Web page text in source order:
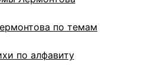
по темам
по алфавиту